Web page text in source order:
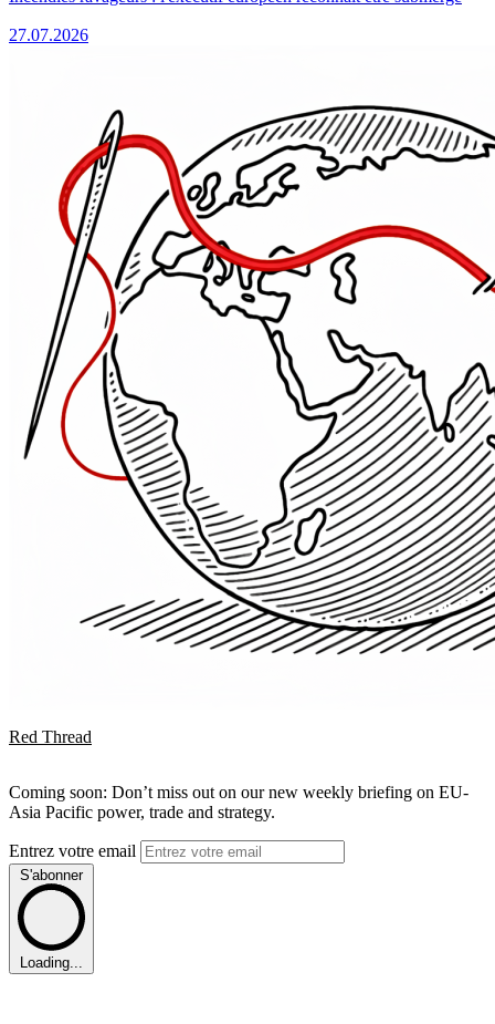
27.07.2026
Red Thread
Coming soon: Don’t miss out on our new weekly briefing on EU-
Asia Pacific power, trade and strategy.
Entrez votre email
S'abonner
Loading...